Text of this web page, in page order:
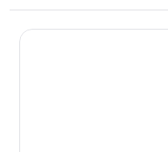
High-end contemporary